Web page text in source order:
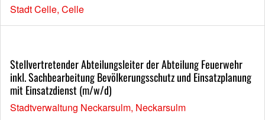
Stadt Celle, Celle
Stellvertretender Abteilungsleiter der Abteilung Feuerwehr
inkl. Sachbearbeitung Bevölkerungsschutz und Einsatzplanung
mit Einsatzdienst (m/w/d)
Stadtverwaltung Neckarsulm, Neckarsulm